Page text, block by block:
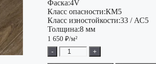
Фаска:4V
Класс опасности:КМ5
Класс изностойкости:33 / АС5
Толщина:8 мм
1 650₽/м²
-
+